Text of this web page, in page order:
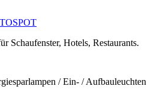
Schaufenster, Hotels, Restaurants.
/ Ein- / Aufbauleuchten